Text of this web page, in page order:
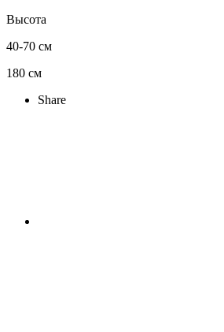
Высота
40-70 см
180 см
Share